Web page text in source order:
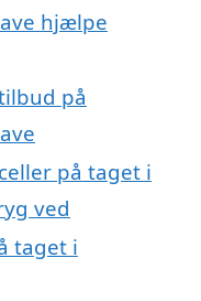
hjælpe
på
på taget i
ved
taget i